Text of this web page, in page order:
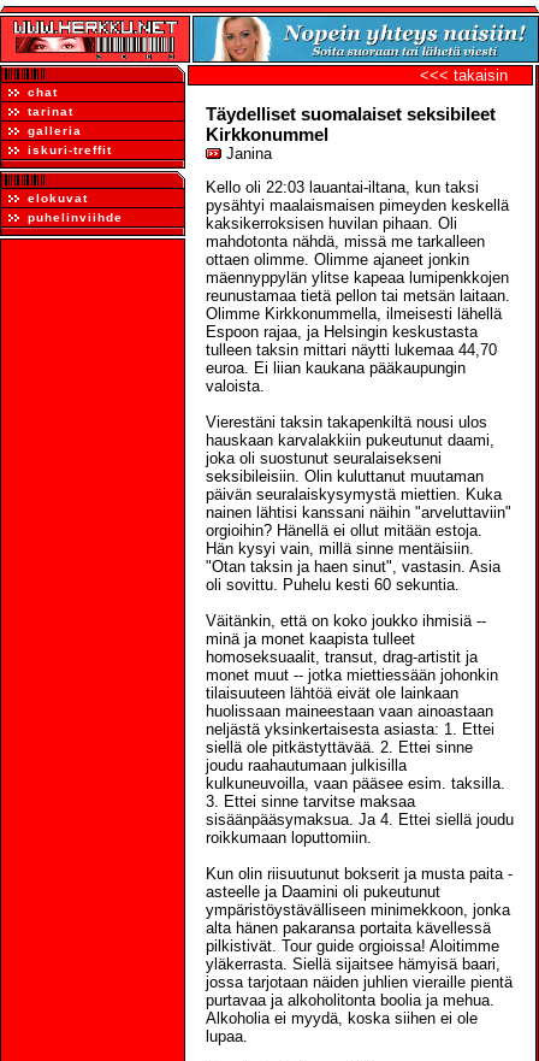
chat
tarinat
galleria
iskuri-treffit
elokuvat
puhelinviihde
<<< takaisin
Täydelliset suomalaiset seksibileet
Kirkkonummel
Janina
Kello oli 22:03 lauantai-iltana, kun taksi
pysähtyi maalaismaisen pimeyden keskellä
kaksikerroksisen huvilan pihaan. Oli
mahdotonta nähdä, missä me tarkalleen
ottaen olimme. Olimme ajaneet jonkin
mäennyppylän ylitse kapeaa lumipenkkojen
reunustamaa tietä pellon tai metsän laitaan.
Olimme Kirkkonummella, ilmeisesti lähellä
Espoon rajaa, ja Helsingin keskustasta
tulleen taksin mittari näytti lukemaa 44,70
euroa. Ei liian kaukana pääkaupungin
valoista.
Vierestäni taksin takapenkiltä nousi ulos
hauskaan karvalakkiin pukeutunut daami,
joka oli suostunut seuralaisekseni
seksibileisiin. Olin kuluttanut muutaman
päivän seuralaiskysymystä miettien. Kuka
nainen lähtisi kanssani näihin "arveluttaviin"
orgioihin? Hänellä ei ollut mitään estoja.
Hän kysyi vain, millä sinne mentäisiin.
"Otan taksin ja haen sinut", vastasin. Asia
oli sovittu. Puhelu kesti 60 sekuntia.
Väitänkin, että on koko joukko ihmisiä --
minä ja monet kaapista tulleet
homoseksuaalit, transut, drag-artistit ja
monet muut -- jotka miettiessään johonkin
tilaisuuteen lähtöä eivät ole lainkaan
huolissaan maineestaan vaan ainoastaan
neljästä yksinkertaisesta asiasta: 1. Ettei
siellä ole pitkästyttävää. 2. Ettei sinne
joudu raahautumaan julkisilla
kulkuneuvoilla, vaan pääsee esim. taksilla.
3. Ettei sinne tarvitse maksaa
sisäänpääsymaksua. Ja 4. Ettei siellä joudu
roikkumaan loputtomiin.
Kun olin riisuutunut bokserit ja musta paita -
asteelle ja Daamini oli pukeutunut
ympäristöystävälliseen minimekkoon, jonka
alta hänen pakaransa portaita kävellessä
pilkistivät. Tour guide orgioissa! Aloitimme
yläkerrasta. Siellä sijaitsee hämyisä baari,
jossa tarjotaan näiden juhlien vieraille pientä
purtavaa ja alkoholitonta boolia ja mehua.
Alkoholia ei myydä, koska siihen ei ole
lupaa.